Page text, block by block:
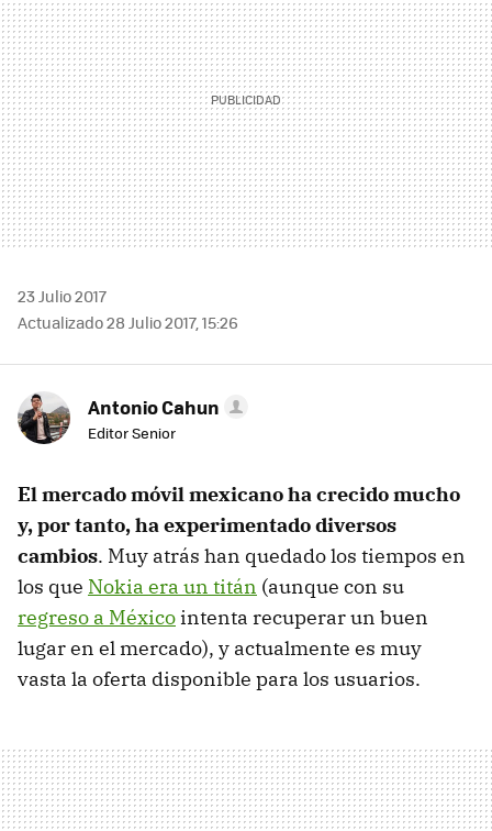
23 Julio 2017
Actualizado 28 Julio 2017, 15:26
Antonio Cahun
Editor Senior
El mercado móvil mexicano ha crecido mucho
y, por tanto, ha experimentado diversos
cambios. Muy atrás han quedado los tiempos en
los que Nokia era un titán (aunque con su
regreso a México intenta recuperar un buen
lugar en el mercado), y actualmente es muy
vasta la oferta disponible para los usuarios.